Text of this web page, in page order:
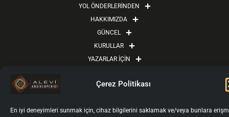
Çerez Politikası
En iyi deneyimleri sunmak için, cihaz bilgilerini saklamak ve/veya bunlara
o
t
e
r
r
a
m
e
YOL ÖNDERLERİNDEN
HAKKIMIZDA
GÜNCEL
KURULLAR
YAZARLAR İÇİN
İLETİŞİM
Kişisel Verilerin İşlenmesi ve Korunması
Çerez Politikası